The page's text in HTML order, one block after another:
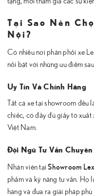
Tại Sao Nên
Nội?
Có nhiều nơi phân phối xe
nổi bật với những ưu điểm
Uy Tín Và Chính Hãng
Tất cả xe tại showroom đều
chiếc, có đầy đủ giấy tờ xuất
Việt Nam.
Đội Ngũ Tư Vấn
Nhân viên tạiShowroom
phẩm và kỹ năng tư vấn. Họ
hàng và đưa ra giải pháp phù